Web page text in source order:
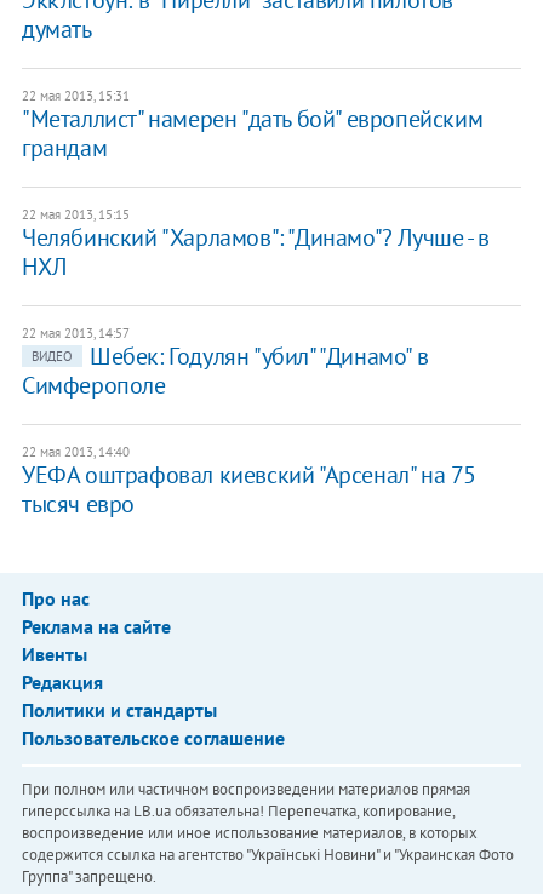
думать
22 мая 2013, 15:31
"Металлист" намерен "дать бой" европейским
грандам
22 мая 2013, 15:15
Челябинский "Харламов": "Динамо"? Лучше - в
НХЛ
22 мая 2013, 14:57
ВИДЕО
Шебек: Годулян "убил" "Динамо" в
Симферополе
22 мая 2013, 14:40
УЕФА оштрафовал киевский "Арсенал" на 75
тысяч евро
Про нас
Реклама на сайте
Ивенты
Редакция
Политики и стандарты
Пользовательское соглашение
При полном или частичном воспроизведении материалов прямая
гиперссылка на LB.ua обязательна! Перепечатка, копирование,
воспроизведение или иное использование материалов, в которых
содержится ссылка на агентство "Українськi Новини" и "Украинская Фото
Группа" запрещено.